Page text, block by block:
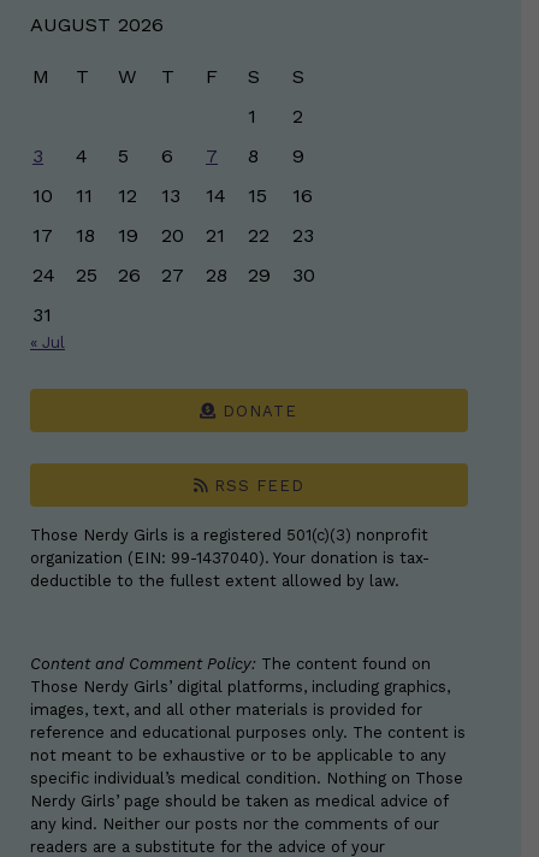
AUGUST 2026
M T W T F S
S
1
2
3
4 5 6 7 8
9
10
11 12 13 14 15
16
17
18 19 20 21 22
23
24
25 26 27 28 29
30
31
« Jul
DONATE
RSS FEED
Those Nerdy Girls is a registered 501(c)(3) nonprofit
organization (EIN: 99-1437040). Your donation is tax-
deductible to the fullest extent allowed by law.
Content and Comment Policy: The content found on
Those Nerdy Girls’ digital platforms, including graphics,
images, text, and all other materials is provided for
reference and educational purposes only. The content is
not meant to be exhaustive or to be applicable to any
specific individual’s medical condition. Nothing on Those
Nerdy Girls’ page should be taken as medical advice of
any kind. Neither our posts nor the comments of our
readers are a substitute for the advice of your